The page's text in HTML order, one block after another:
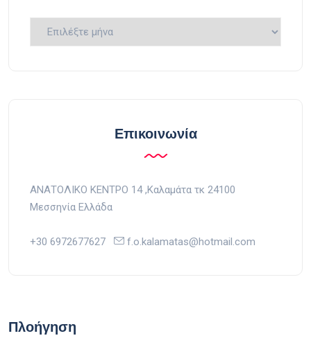
Ιστορικό
Επικοινωνία
ΑΝΑΤΟΛΙΚΟ ΚΕΝΤΡΟ 14 ,Kαλαμάτα τκ 24100
Μεσσηνία Ελλάδα
+30 6972677627 f.o.kalamatas@hotmail.com
Πλοήγηση